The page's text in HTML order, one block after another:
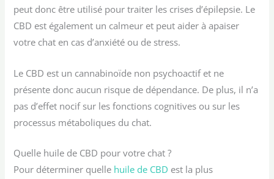
peut donc être utilisé pour traiter les crises d’épilepsie. Le
CBD est également un calmeur et peut aider à apaiser
votre chat en cas d’anxiété ou de stress.
Le CBD est un cannabinoïde non psychoactif et ne
présente donc aucun risque de dépendance. De plus, il n’a
pas d’effet nocif sur les fonctions cognitives ou sur les
processus métaboliques du chat.
Quelle huile de CBD pour votre chat ?
Pour déterminer quelle huile de CBD est la plus